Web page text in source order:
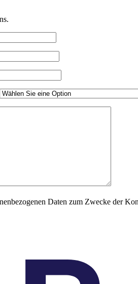
Daten zum Zwecke der